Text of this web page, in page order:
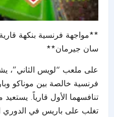
**مواجهة فرنسية بنكهة
سان جيرمان**
على ملعب “لويس الثاني”،
فرنسية خالصة بين موناكو
تنافسهما الأول قارياً.
تغلب على باريس في الدوري